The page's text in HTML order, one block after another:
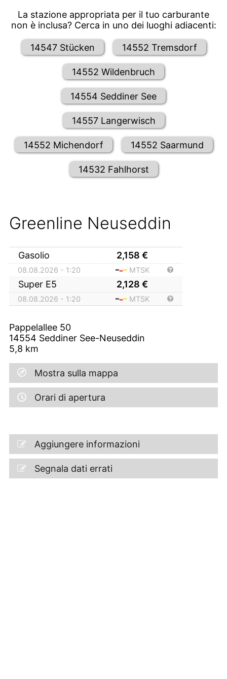
La stazione appropriata per il tuo carburante
non è inclusa? Cerca in uno dei luoghi adiacenti:
14547 Stücken 14552 Tremsdorf
14552 Wildenbruch
14554 Seddiner See
14557 Langerwisch
14552 Michendorf 14552 Saarmund
14532 Fahlhorst
Greenline Neuseddin
Gasolio 2,158 €
08.08.2026 - 1:20 MTSK
Super E5 2,128 €
08.08.2026 - 1:20 MTSK
Pappelallee 50
14554 Seddiner See-Neuseddin
5,8 km
Mostra sulla mappa
Orari di apertura
Aggiungere informazioni
Segnala dati errati